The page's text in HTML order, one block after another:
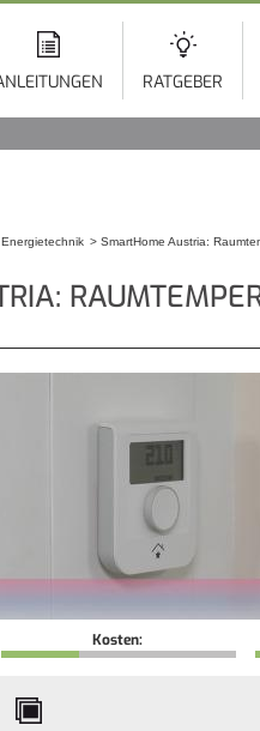
RATGEBER
SmartHome Austria:
Kosten: